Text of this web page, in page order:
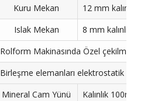
Kuru Mekan
12 mm
Islak Mekan
8 mm
Rolform Makinasında Özel çekilmiş
Birleşme elemanları elektrostatik
Mineral Cam Yünü
Kalınlık 100m;